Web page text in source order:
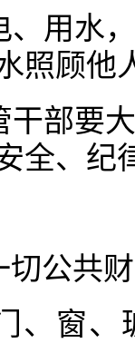
、用水
照顾他
干部要
全、纪
切公共
、窗、